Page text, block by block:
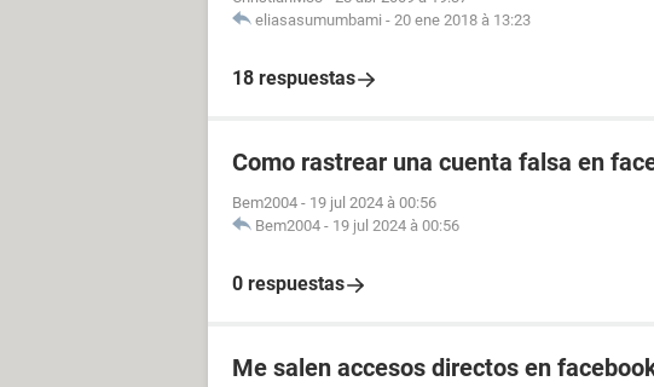
eliasasumumbami - 20 ene 2018 à 13:23
18 respuestas
Como rastrear una cuenta falsa en
Bem2004 - 19 jul 2024 à 00:56
Bem2004 - 19 jul 2024 à 00:56
0 respuestas
Me salen accesos directos en